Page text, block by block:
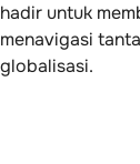
hadir untuk
menavigasi
globalisasi.